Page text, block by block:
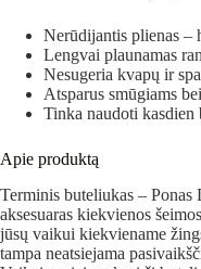
Nerūdijantis plienas –
Lengvai plaunamas
Nesugeria kvapų ir
Atsparus smūgiams
Tinka naudoti kasdien
Apie produktą
Terminis buteliukas – Ponas
aksesuaras kiekvienos
jūsų vaikui kiekviename
tampa neatsiejama